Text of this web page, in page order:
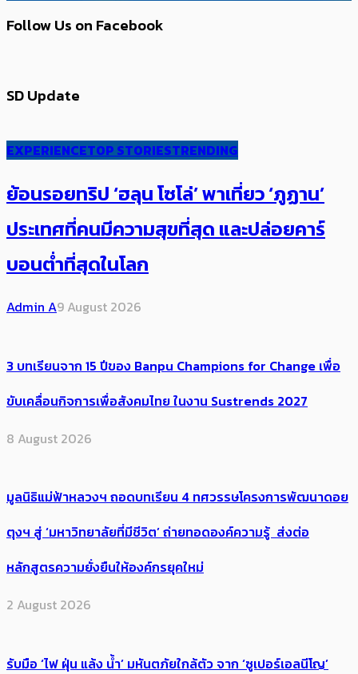
Follow Us on Facebook
SD Update
EXPERIENCETOP STORIESTRENDING
ย้อนรอยทริป ‘ฮลุน โซโล่’ ​​พาเที่ยว ‘ภูฏาน’
ประเทศ​ที่คน​มีความสุข​ที่สุด​​ และปล่อยคาร์​
บอนต่ำที่สุดในโลก
Admin A9 August 2026
3 บทเรียนจาก 15 ปีของ Banpu Champions for Change เพื่อ
ขับเคลื่อนกิจการเพื่อสังคมไทย ในงาน Sustrends 2027
8 August 2026
มูลนิธิแม่ฟ้าหลวงฯ ถอดบทเรียน 4 ทศวรรษโครงการพัฒนาดอย
ตุงฯ สู่ ‘มหาวิทยาลัยที่มีชีวิต’ ถ่ายทอดองค์ความรู้ ส่งต่อ
หลักสูตรความยั่งยืนให้องค์กรยุคใหม่
2 August 2026
รับมือ ‘ไฟ ฝุ่น แล้ง น้ำ’ มหันตภัยใกล้ตัว จาก ‘ซูเปอร์เอลนีโญ’